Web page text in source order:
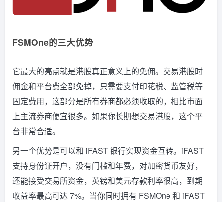
FSMOne的三大优势
它最大的亮点就是港股真正意义上的免佣。交易港股时
佣金和平台费全部免掉，只需要支付印花税、监管税等
固定费用，这部分是所有券商都必须收取的，相比市面
上主流券商便宜很多。如果你长期想交易港股，这个平
台非常合适。
另一个优势是可以和 iFAST 银行实现资金互转。iFAST
支持身份证开户，没有门槛和年费，对加密货币友好，
还能接受交易所资金，英镑和美元存款利率很高，到期
收益率最高可达 7%。当你同时拥有 FSMOne 和 iFAST